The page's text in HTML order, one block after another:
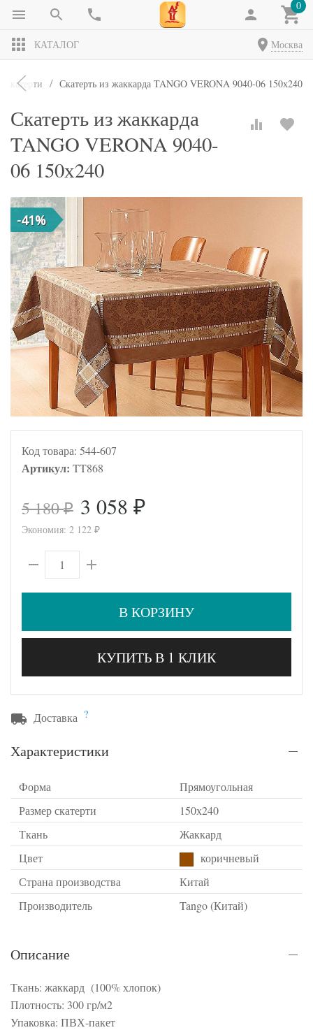
0
КАТАЛОГ Москва
Скатерти Скатерть из жаккарда TANGO VERONA 9040-06 150х240
Скатерть из жаккарда
TANGO VERONA 9040-
06 150х240
-41%
Код товара: 544-607
Артикул: TT868
5 180₽ 3 058 ₽
Экономия: 2 122 ₽
В КОРЗИНУ
КУПИТЬ В 1 КЛИК
Доставка ?
Характеристики
Форма
Прямоугольная
Размер скатерти
150х240
Ткань
Жаккард
Цвет
коричневый
Страна производства
Китай
Производитель
Tango (Китай)
Описание
Ткань: жаккард (100% хлопок)
Плотность: 300 гр/м2
Упаковка: ПВХ-пакет